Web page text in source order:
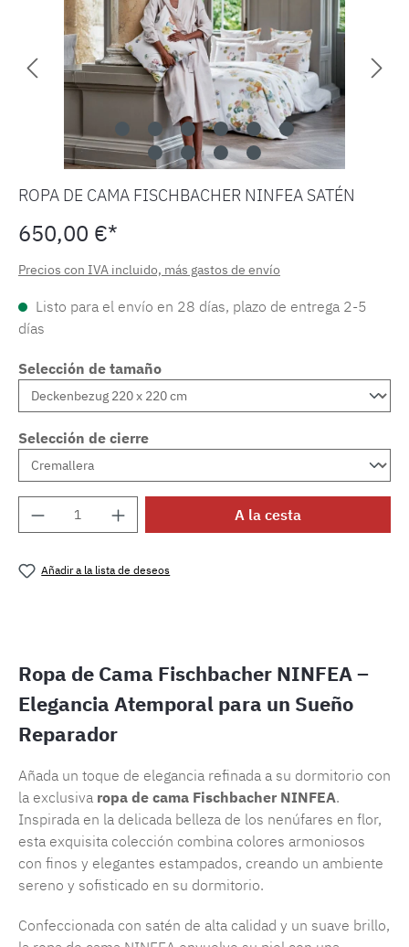
ROPA DE CAMA FISCHBACHER NINFEA SATÉN
650,00 €*
Precios con IVA incluido, más gastos de envío
Listo para el envío en 28 días, plazo de entrega 2-5
días
Selección de tamaño
Selección de cierre
Cantidad del producto: introduce la
A la cesta
Añadir a la lista de deseos
Ropa de Cama Fischbacher NINFEA –
Elegancia Atemporal para un Sueño
Reparador
Añada un toque de elegancia refinada a su dormitorio con
la exclusiva ropa de cama Fischbacher NINFEA.
Inspirada en la delicada belleza de los nenúfares en flor,
esta exquisita colección combina colores armoniosos
con finos y elegantes estampados, creando un ambiente
sereno y sofisticado en su dormitorio.
Confeccionada con satén de alta calidad y un suave brillo,